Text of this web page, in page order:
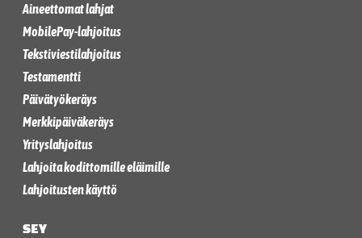
Aineettomat lahjat
MobilePay-lahjoitus
Tekstiviestilahjoitus
Testamentti
Päivätyökeräys
Merkkipäiväkeräys
Yrityslahjoitus
Lahjoita kodittomille eläimille
Lahjoitusten käyttö
SEY